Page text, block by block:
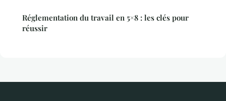
Réglementation du travail en 5×8 : les clés pour
réussir